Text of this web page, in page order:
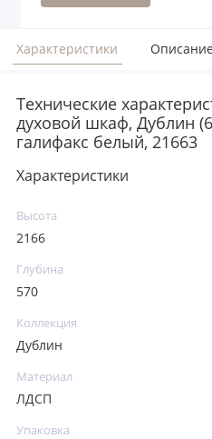
Характеристики Описание
Технические
духовой шкаф, Дублин
галифакс белый, 21663
Характеристики
Высота
2166
Глубина
570
Коллекция
Дублин
Материал
ЛДСП
Упаковка